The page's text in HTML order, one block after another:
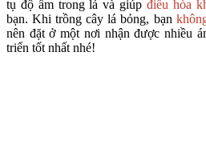
tụ độ ẩm trong lá và giúp điều hòa
bạn. Khi trồng cây lá bỏng, bạn
nên đặt ở một nơi nhận được nhiều
triển tốt nhất nhé!